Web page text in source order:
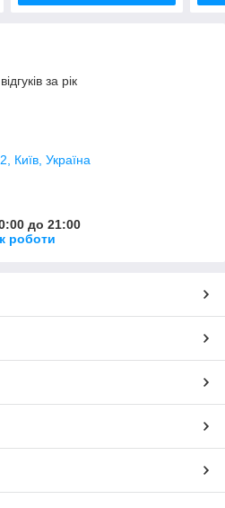
за рік
Київ, Україна
до 21:00
роботи